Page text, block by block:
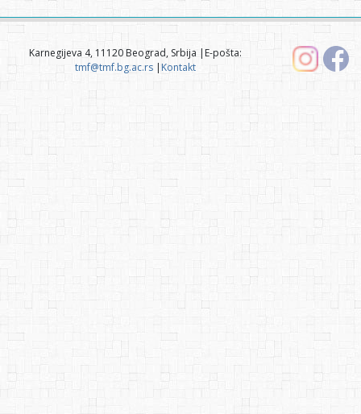
Karnegijeva 4, 11120 Beograd, Srbija |E-pošta:
tmf@tmf.bg.ac.rs|Kontakt